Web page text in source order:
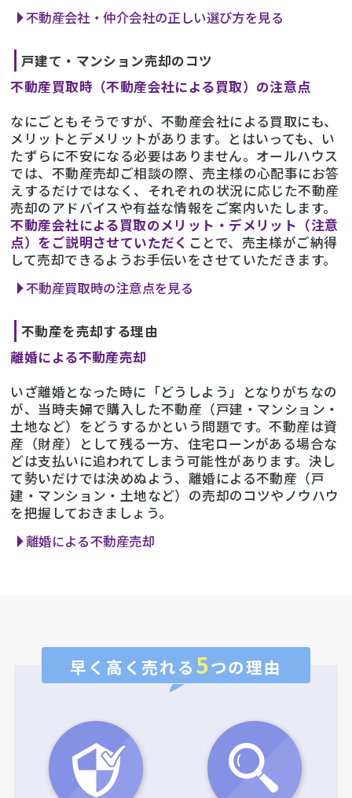
不動産会社・仲介会社の正しい選び方を見る
戸建て・マンション売却のコツ
不動産買取時（不動産会社による買取）の注意点
なにごともそうですが、不動産会社による買取にも、
メリットとデメリットがあります。とはいっても、い
たずらに不安になる必要はありません。オールハウス
では、不動産売却ご相談の際、売主様の心配事にお答
えするだけではなく、それぞれの状況に応じた不動産
売却のアドバイスや有益な情報をご案内いたします。
不動産会社による買取のメリット・デメリット（注意
点）をご説明させていただく ことで、売主様がご納得
して売却できるようお手伝いをさせていただきます。
不動産買取時の注意点を見る
不動産を売却する理由
離婚による不動産売却
いざ離婚となった時に「どうしよう」となりがちなの
が、当時夫婦で購入した不動産（戸建・マンション・
土地など）をどうするかという問題です。不動産は資
産（財産）として残る一方、住宅ローンがある場合な
どは支払いに追われてしまう可能性があります。決し
て勢いだけでは決めぬよう、離婚による不動産（戸
建・マンション・土地など）の売却のコツやノウハウ
を把握しておきましょう。
離婚による不動産売却
早く高く売れる 5つの理由